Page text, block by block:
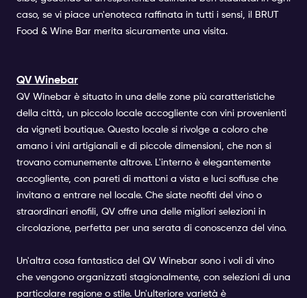
caso, se vi piace un'enoteca raffinata in tutti i sensi, il BRUT
Food & Wine Bar merita sicuramente una visita.
QV Winebar
QV Winebar è situato in una delle zone più caratteristiche
della città, un piccolo locale accogliente con vini provenienti
da vigneti boutique. Questo locale si rivolge a coloro che
amano i vini artigianali e di piccole dimensioni, che non si
trovano comunemente altrove. L'interno è elegantemente
accogliente, con pareti di mattoni a vista e luci soffuse che
invitano a entrare nel locale. Che siate neofiti del vino o
straordinari enofili, QV offre una delle migliori selezioni in
circolazione, perfetta per una serata di conoscenza del vino.
Un'altra cosa fantastica del QV Winebar sono i voli di vino
che vengono organizzati stagionalmente, con selezioni di una
particolare regione o stile. Un'ulteriore varietà è